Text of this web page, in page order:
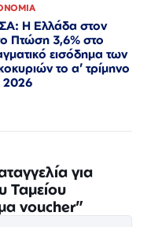
Η Ελλάδα στον
Πτώση 3,6% στο
εισόδημα των
το α’ τρίμηνο
2026
για
Ταμείου
voucher”